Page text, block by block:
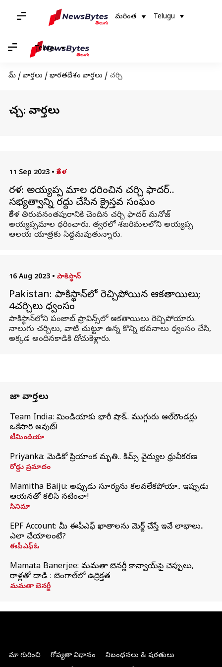
మరింత Telugu
Telugu
హోమ్ / వార్తలు / భారతదేశం వార్తలు / చర్చి
చర్చి: వార్తలు
11 Sep 2023 • కేరళ
కేరళ: అయ్యప్ప మాల ధరించిన చర్చి ఫాదర్..
సభ్యత్వాన్ని రద్దు చేసిన క్రైస్తవ సంఘం
కేరళ తిరువనంతపురానికి చెందిన చర్చి ఫాదర్ మనోజ్
అయ్యప్పమాల ధరించారు. త్వరలో శబరిమలలోని అయ్యప్ప
ఆలయ యాత్రకు సిద్దమవుతున్నారు.
16 Aug 2023 • పాకిస్థాన్
Pakistan: పాకిస్థాన్‌లో రెచ్చిపోయిన ఆకతాయిలు;
4చర్చిలు ధ్వంసం
పాకిస్థాన్‌లోని పంజాబ్‌ ప్రావిన్స్‌లో ఆకతాయిలు రెచ్చిపోయారు.
నాలుగు చర్చిలు, వాటి చుట్టూ ఉన్న కొన్ని భవనాలు ధ్వంసం చేసి,
అక్కడ అందినకాడికి దోచుకెళ్లారు.
తాజా వార్తలు
Team India: టీమిండియాకు భారీ షాక్.. ముగ్గురు ఆల్‌రౌండర్లు
ఒకేసారి అవుట్!
టీమిండియా
Priyanka: మెడికో ప్రియాంక మృతి.. కిమ్స్‌ వైద్యుల ధ్రువీకరణ
రోడ్డు ప్రమాదం
Mamitha Baiju: అప్పుడు సూర్యను కలవలేకపోయా.. ఇప్పుడు
ఆయనతో కలిసి నటించా!
సినిమా
EPF Account: మీ ఈపీఎఫ్ ఖాతాలను మెర్జ్ చేస్తే ఇవే లాభాలు..
ఎలా చేయాలంటే?
ఈపీఎఫ్ఓ
Mamata Banerjee: మమతా బెనర్జీ కాన్వాయ్‌పై చెప్పులు,
రాళ్లతో దాడి : బెంగాల్‌లో ఉద్రిక్తత
మమతా బెనర్జీ
మా గురించి గోప్యతా విధానం
నిబంధనలు & షరతులు